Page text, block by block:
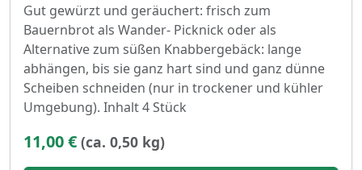
Gut gewürzt und geräuchert: frisch zum
Bauernbrot als Wander- Picknick oder als
Alternative zum süßen Knabbergebäck: lange
abhängen, bis sie ganz hart sind und ganz dünne
Scheiben schneiden (nur in trockener und kühler
Umgebung). Inhalt 4 Stück
11,00 € (ca. 0,50 kg)